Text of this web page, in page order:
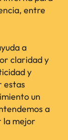
entre
a
claridad y
y
estas
un
a
la mejor